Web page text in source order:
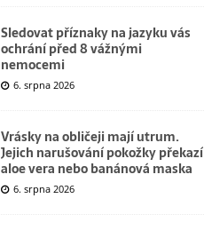
Sledovat příznaky na jazyku vás
ochrání před 8 vážnými
nemocemi
6. srpna 2026
Vrásky na obličeji mají utrum.
Jejich narušování pokožky překazí
aloe vera nebo banánová maska
6. srpna 2026